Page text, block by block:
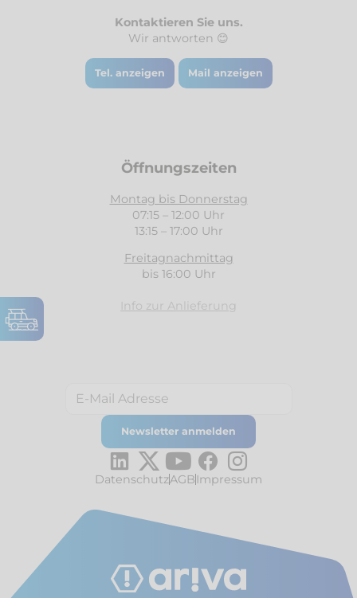
Kontaktieren Sie uns.
Wir antworten 😊
Tel. anzeigen Mail anzeigen
Öffnungszeiten
Montag bis Donnerstag
07:15 – 12:00 Uhr
13:15 – 17:00 Uhr
Freitagnachmittag
bis 16:00 Uhr
Info zur Anlieferung
DatenschutzAGB Impressum